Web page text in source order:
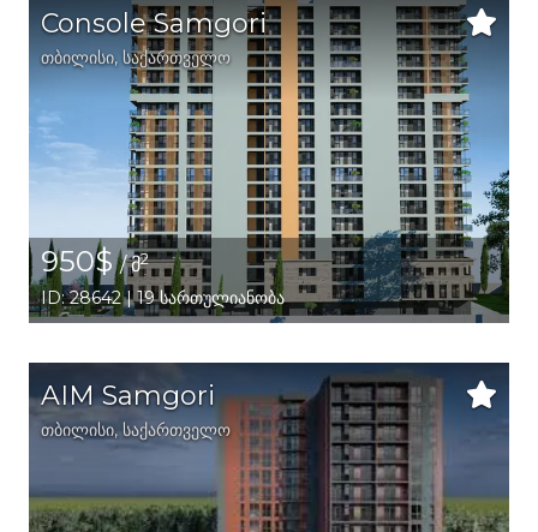
Console Samgori
თბილისი, საქართველო
950$/ მ2
ID: 28642 | 19 სართულიანობა
AIM Samgori
თბილისი, საქართველო